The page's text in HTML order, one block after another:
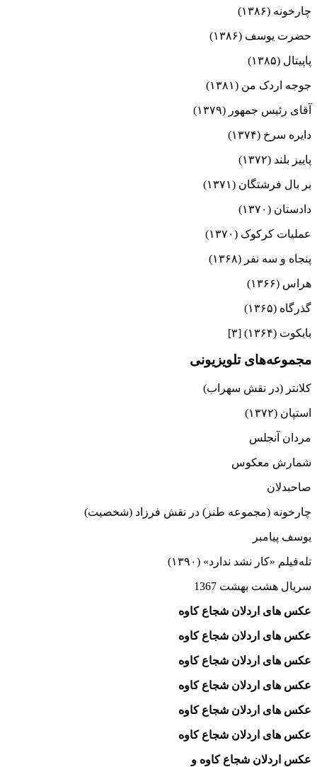
چارخونه (۱۳۸۶)
حضرت یوسف (۱۳۸۶)
پاپیتال (۱۳۸۵)
جوجه اردک من (۱۳۸۱)
آقای رئیس جمهور (۱۳۷۹)
دایره سرخ (۱۳۷۴)
پاییز بلند (۱۳۷۲)
بر بال فرشتگان (۱۳۷۱)
دادستان (۱۳۷۰)
عملیات کرکوک (۱۳۷۰)
پنجاه و سه نفر (۱۳۶۸)
هراس (۱۳۶۶)
گذرگاه (۱۳۶۵)
بایکوت (۱۳۶۴) [۳]
مجموعه‌های تلویزیونی
کلانتر (در نقش سهراب)
استپان (۱۳۷۲)
مردان آنجلس
شمارش معکوس
صاحبدلان
چارخونه (مجموعه طنز) در نقش فرزاد (شخصیت)
یوسف پیامبر
تله‌فیلم «کار نشد ندارد» (۱۳۹۰)
سریال هشت بهشت 1367
عکس های اردلان شجاع‌ کاوه
عکس های اردلان شجاع‌ کاوه
عکس های اردلان شجاع‌ کاوه
عکس های اردلان شجاع‌ کاوه
عکس های اردلان شجاع‌ کاوه
عکس های اردلان شجاع‌ کاوه
عکس اردلان شجاع‌ کاوه و